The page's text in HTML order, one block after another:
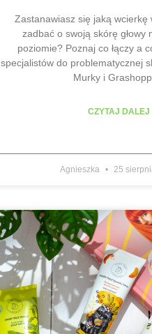
Zastanawiasz się jaką wcierkę
zadbać o swoją skórę głowy
poziomie? Poznaj co łączy a
specjalistów do problematycznej
Murky i
CZYTAJ DALEJ
Agnieszka 25